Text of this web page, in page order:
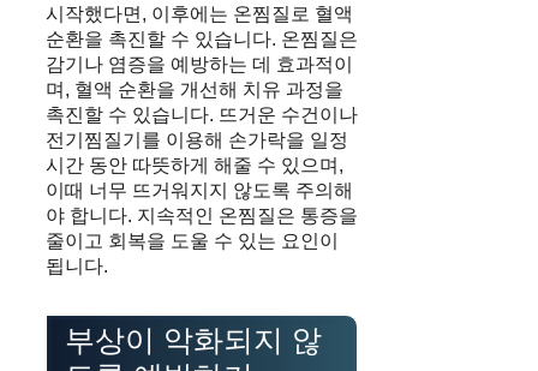
시작했다면, 이후에는 온찜질로 혈액
순환을 촉진할 수 있습니다. 온찜질은
감기나 염증을 예방하는 데 효과적이
며, 혈액 순환을 개선해 치유 과정을
촉진할 수 있습니다. 뜨거운 수건이나
전기찜질기를 이용해 손가락을 일정
시간 동안 따뜻하게 해줄 수 있으며,
이때 너무 뜨거워지지 않도록 주의해
야 합니다. 지속적인 온찜질은 통증을
줄이고 회복을 도울 수 있는 요인이
됩니다.
부상이 악화되지 않